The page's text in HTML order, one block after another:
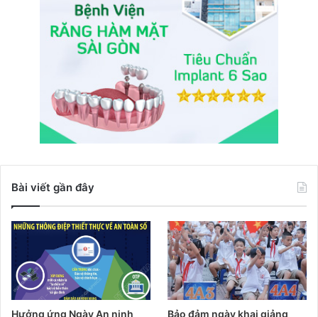
Bài viết gần đây
Hưởng ứng Ngày An ninh
Bảo đảm ngày khai giảng